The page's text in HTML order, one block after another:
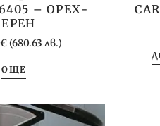
6405 – ОРЕХ-
€(680.63 лв.)
ОЩЕ